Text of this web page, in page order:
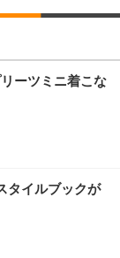
クチェア メッシ
疲れない テレ
度ロッキング機
ね上げ式アーム
ック)
疲れない テレ
度ロッキング機
ね上げ式アーム
ター | FlexScan
充電
チ 液晶モニタ
HDMI/DisplayP
イベル VESA対
型 ワイド 42枚
ルー)
型犬用 26枚入
【Amazon.co.jp
マ ペットシーツ
(ケース販売)
ーツミニ着こな
タイルブックが